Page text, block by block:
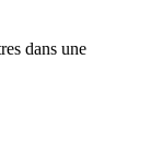
dans une